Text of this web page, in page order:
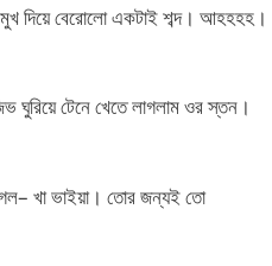
দিয়ে বেরোলো একটাই শব্দ। আহহহহ।
ঘুরিয়ে টেনে খেতে লাগলাম ওর স্তন।
খা ভাইয়া। তোর জন্যই তো